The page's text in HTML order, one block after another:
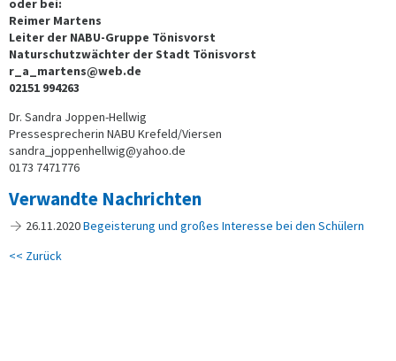
oder bei:
Reimer Martens
Leiter der NABU-Gruppe Tönisvorst
Naturschutzwächter der Stadt Tönisvorst
r_a_martens@web.de
02151 994263
Dr. Sandra Joppen-Hellwig
Pressesprecherin NABU Krefeld/Viersen
sandra_joppenhellwig@yahoo.de
0173 7471776
Verwandte Nachrichten
26.11.2020Begeisterung und großes Interesse bei den Schülern
<< Zurück